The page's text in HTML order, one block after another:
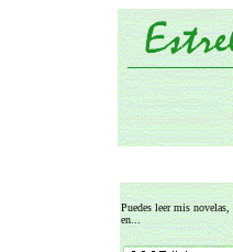
Puedes leer mis
en...